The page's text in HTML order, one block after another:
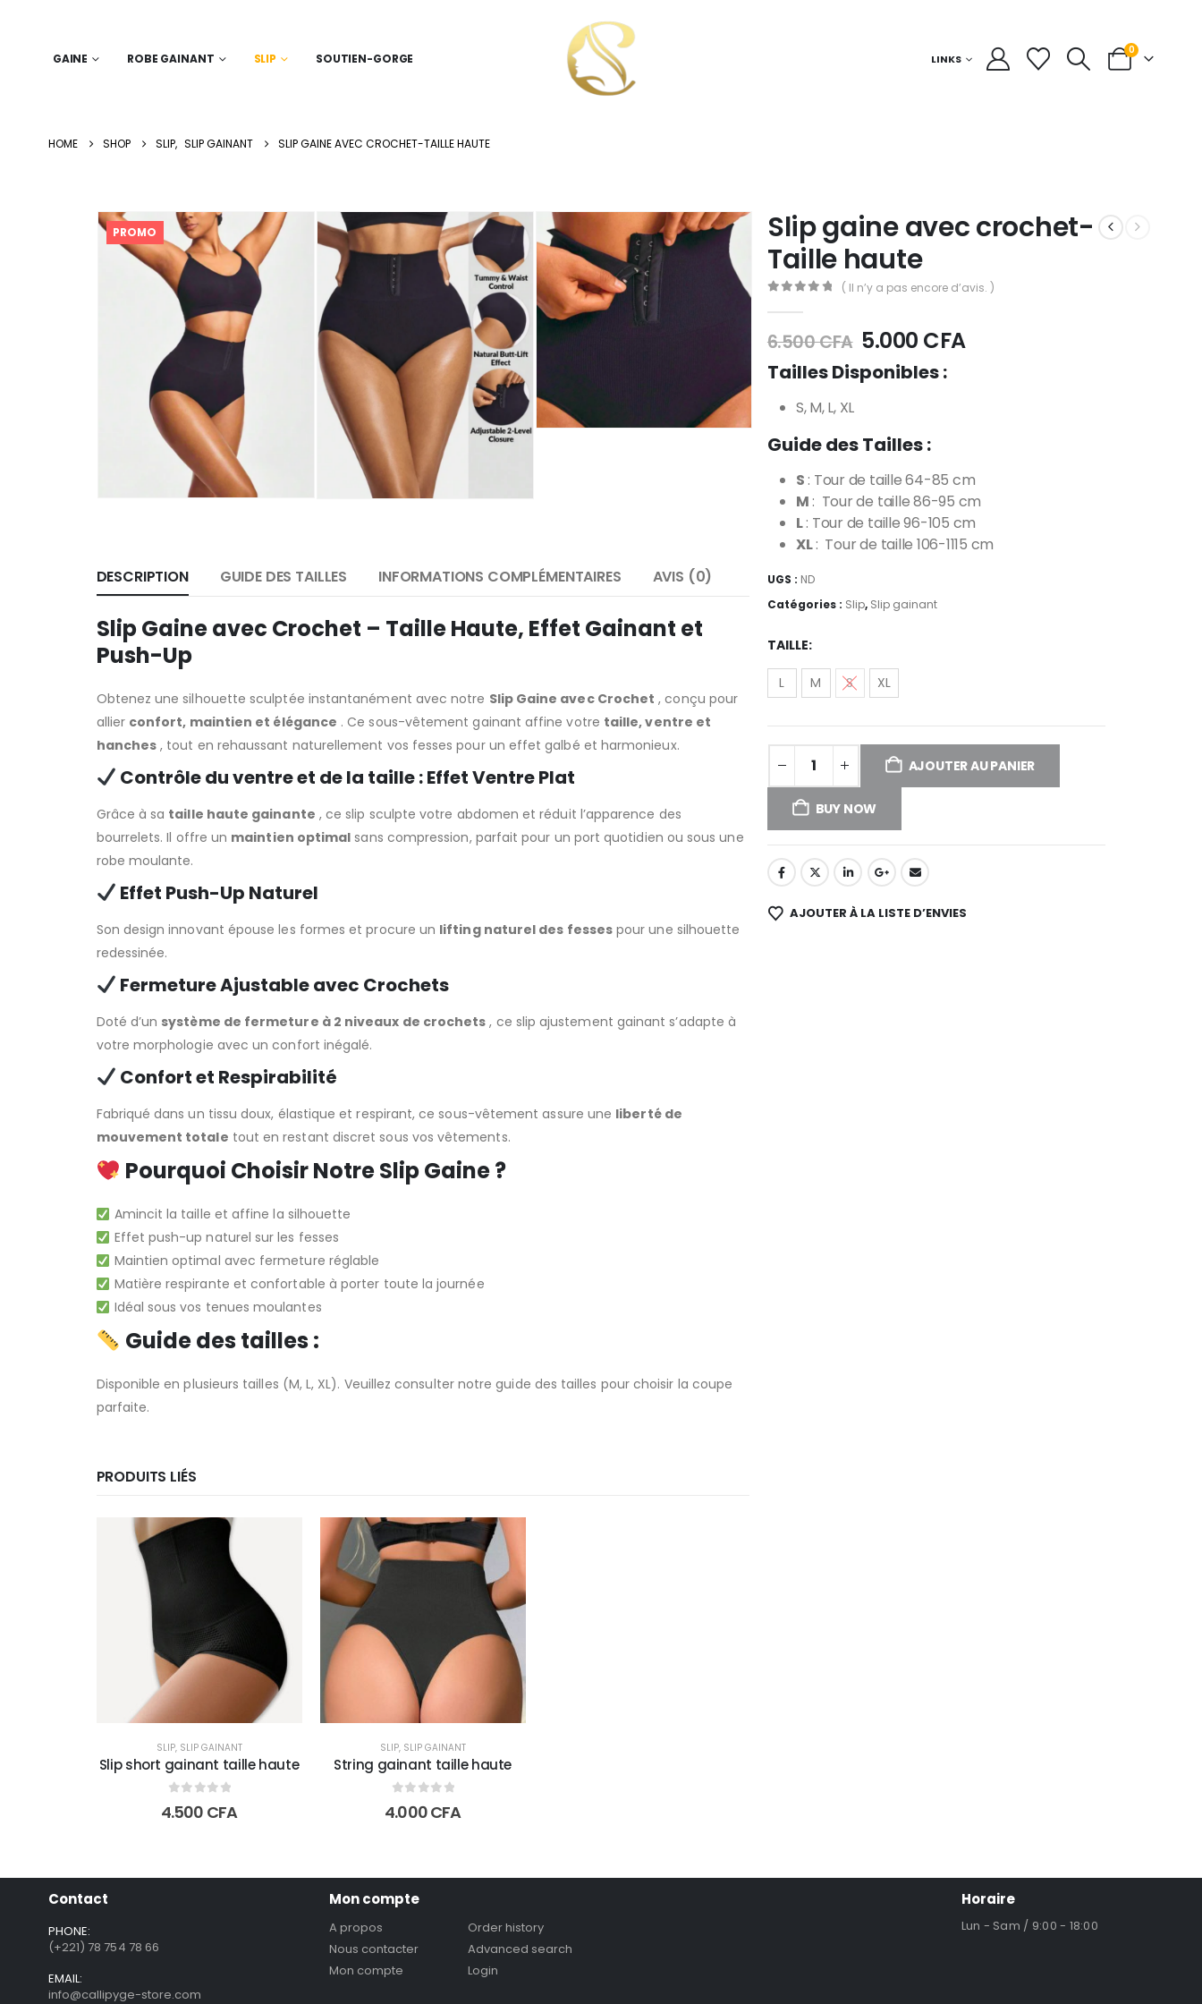
GAINE ROBE GAINANT SLIP SOUTIEN-GORGE LINKS
0
HOME SHOP SLIP, SLIP GAINANT SLIP GAINE AVEC CROCHET-TAILLE HAUTE
PROMO
DESCRIPTION GUIDE DES TAILLES INFORMATIONS COMPLÉMENTAIRES AVIS (0)
Slip Gaine avec Crochet – Taille Haute, Effet Gainant et
Push-Up
Obtenez une silhouette sculptée instantanément avec notre Slip Gaine avec Crochet , conçu pour
allier confort, maintien et élégance . Ce sous-vêtement gainant affine votre taille, ventre et
hanches , tout en rehaussant naturellement vos fesses pour un effet galbé et harmonieux.
Contrôle du ventre et de la taille : Effet Ventre Plat
Grâce à sa taille haute gainante , ce slip sculpte votre abdomen et réduit l’apparence des
bourrelets. Il offre un maintien optimal sans compression, parfait pour un port quotidien ou sous une
robe moulante.
Effet Push-Up Naturel
Son design innovant épouse les formes et procure un lifting naturel des fessespour une silhouette
redessinée.
Fermeture Ajustable avec Crochets
Doté d’un système de fermeture à 2 niveaux de crochets , ce slip ajustement gainant s’adapte à
votre morphologie avec un confort inégalé.
Confort et Respirabilité
Fabriqué dans un tissu doux, élastique et respirant, ce sous-vêtement assure une liberté de
mouvement totale tout en restant discret sous vos vêtements.
Pourquoi Choisir Notre Slip Gaine ?
Amincit la taille et affine la silhouette
Effet push-up naturel sur les fesses
Maintien optimal avec fermeture réglable
Matière respirante et confortable à porter toute la journée
Idéal sous vos tenues moulantes
Guide des tailles :
Disponible en plusieurs tailles (M, L, XL). Veuillez consulter notre guide des tailles pour choisir la coupe
parfaite.
PRODUITS LIÉS
SLIP, SLIP GAINANT
Slip short gainant taille haute
out of 5
4.500 CFA
SLIP, SLIP GAINANT
String gainant taille haute
out of 5
4.000CFA
Slip gaine avec crochet-
Taille haute
( Il n’y a pas encore d’avis. )
6.500CFA 5.000 CFA
Tailles Disponibles :
S, M, L, XL
Guide des Tailles :
S : Tour de taille 64-85 cm
M : Tour de taille 86-95 cm
L: Tour de taille 96-105 cm
XL: Tour de taille 106-1115 cm
UGS : ND
Catégories : Slip, Slip gainant
TAILLE
L
XL
L M S XL
AJOUTER AU PANIER
BUY NOW
Alternative:
AJOUTER À LA LISTE D’ENVIES
Contact
PHONE:
(+221) 78 754 78 66
EMAIL:
info@callipyge-store.com
Mon compte
A propos
Nous contacter
Mon compte
Order history
Advanced search
Login
Horaire
Lun - Sam / 9:00 - 18:00